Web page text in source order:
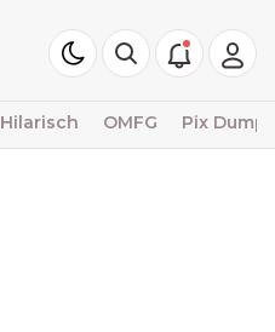
Hilarisch OMFG Pix Dump